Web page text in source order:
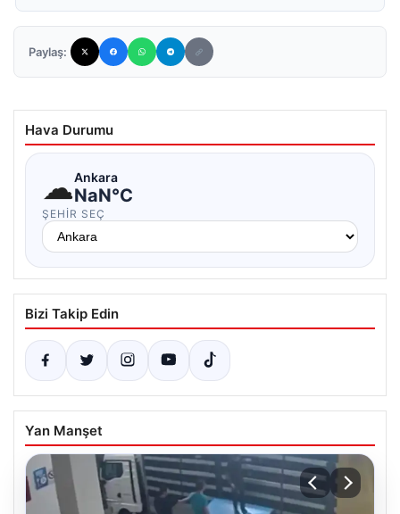
Paylaş:
Hava Durumu
☁Ankara
NaN°C
ŞEHIR SEÇ
Bizi Takip Edin
Yan Manşet